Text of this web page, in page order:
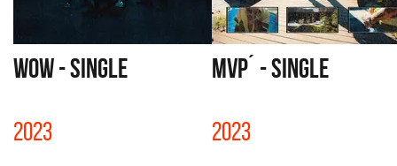
WOW - SINGLE
2023
MVP´ - SINGLE
2023